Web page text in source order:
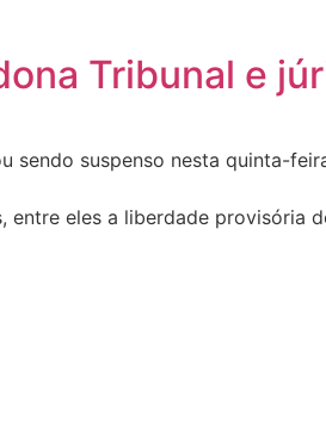
Tribunal e
sendo suspenso nesta quinta-
eles a liberdade provisória